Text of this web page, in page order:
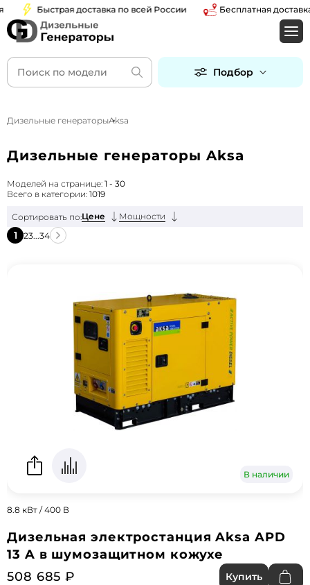
Быстрая доставка по всей России Бесплатная доставка по
Подбор
Дизельные генераторыAksa
Дизельные генераторы Aksa
Моделей на странице: 1 - 30
Всего в категории: 1019
Сортировать по:Цене Мощности
1 23...34
В наличии
8.8 кВт / 400 В
Дизельная электростанция Aksa APD
13 A в шумозащитном кожухе
508 685 ₽
Купить